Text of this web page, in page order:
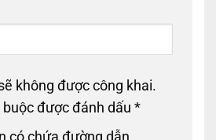
không được công khai.
được đánh dấu *
có chứa đường dẫn